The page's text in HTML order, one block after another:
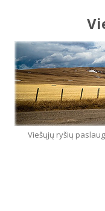
Viešųjų ryšių